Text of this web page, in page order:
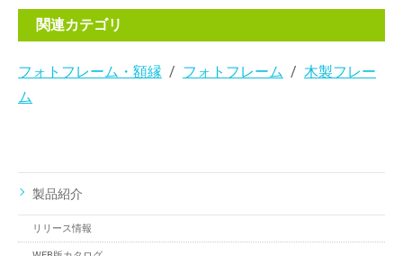
関連カテゴリ
フォトフレーム・額縁 フォトフレーム
木製フレー
ム
製品紹介
リリース情報